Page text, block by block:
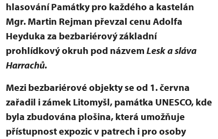
hlasování Památky pro každého a kastelán
Mgr. Martin Rejman převzal cenu Adolfa
Heyduka za bezbariérový základní
prohlídkový okruh pod názvem Lesk a sláva
Harrachů.
Mezi bezbariérové objekty se od 1. června
zařadil i zámek Litomyšl, památka UNESCO, kde
byla zbudována plošina, která umožňuje
přístupnost expozic v patrech i pro osoby